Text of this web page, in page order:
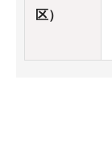
区）